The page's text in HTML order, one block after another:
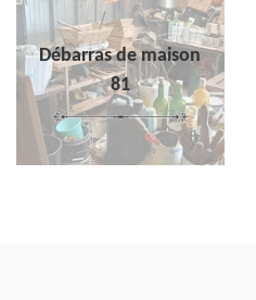
Débarras de maison
81